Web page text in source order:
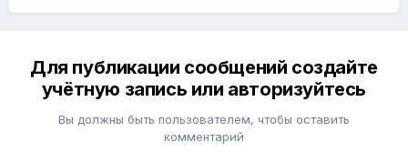
Для публикации сообщений создайте
учётную запись или авторизуйтесь
Вы должны быть пользователем, чтобы оставить
комментарий